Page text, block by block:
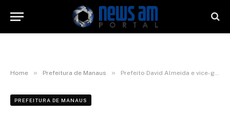
Home » Prefeitura de Manaus » Prefeito David Almeida e vice-governador Tadeu de Souza destacam avanços na infraestrutura viária com construção de viaduto na avenida das Torres
PREFEITURA DE MANAUS